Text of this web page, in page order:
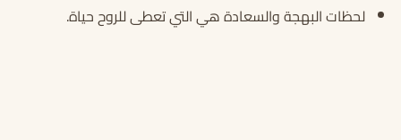
لحظات البهجة والسعادة هي التي تعطى للروح حياة.